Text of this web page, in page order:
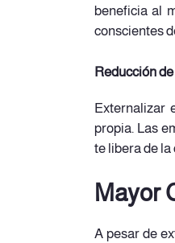
beneficia al
conscientes
Reducción
Externalizar
propia. Las
te libera de
Mayor
A pesar de